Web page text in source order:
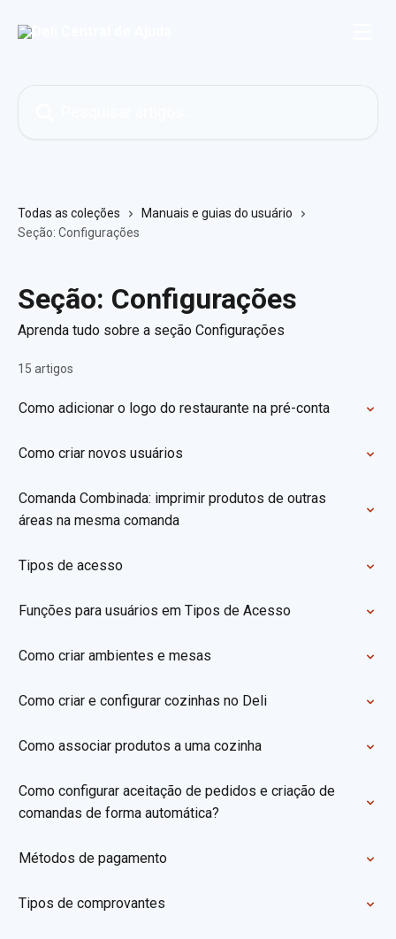
Todas as coleções
Manuais e guias do usuário
Seção: Configurações
Seção: Configurações
Aprenda tudo sobre a seção Configurações
15 artigos
Como adicionar o logo do restaurante na pré-conta
Como criar novos usuários
Comanda Combinada: imprimir produtos de outras
áreas na mesma comanda
Tipos de acesso
Funções para usuários em Tipos de Acesso
Como criar ambientes e mesas
Como criar e configurar cozinhas no Deli
Como associar produtos a uma cozinha
Como configurar aceitação de pedidos e criação de
comandas de forma automática?
Métodos de pagamento
Tipos de comprovantes